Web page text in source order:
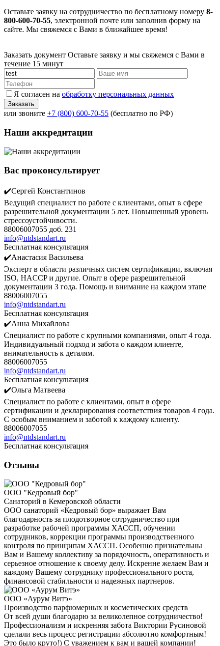
Оставьте заявку на сотрудничество по бесплатному номеру 8-
800-600-70-55, электронной почте или заполнив форму на
сайте. Мы свяжемся с Вами в ближайшее время!
Заказать документ Оставьте заявку и мы свяжемся с Вами в
течение 15 минут
Я согласен на обработку персональных данных
или звоните +7 (800) 600-70-55 (бесплатно по РФ)
Наши аккредитации
Вас проконсультирует
✔️Сергей Константинов
Ведущий специалист по работе с клиентами, опыт в сфере
разрешительной документации 5 лет. Повышенный уровень
стрессоустойчивости.
88006007055 доб. 231
info@ntdstandart.ru
Бесплатная консультация
✔️Анастасия Васильева
Эксперт в области различных систем сертификации, включая
ISO, HACCP и другие. Опыт в сфере разрешительной
документации 3 года. Помощь и внимание на каждом этапе
88006007055
info@ntdstandart.ru
Бесплатная консультация
✔️Анна Михайлова
Специалист по работе с крупными компаниями, опыт 4 года.
Индивидуальный подход и забота о каждом клиенте,
внимательность к деталям.
88006007055
info@ntdstandart.ru
Бесплатная консультация
✔️Ольга Матвеева
Специалист по работе с клиентами, опыт в сфере
сертификации и декларирования соответствия товаров 4 года.
С особым вниманием и заботой к каждому клиенту.
88006007055
info@ntdstandart.ru
Бесплатная консультация
Отзывы
ООО "Кедровый бор"
Санаторий в Кемеровской области
ООО санаторий «Кедровый бор» выражает Вам
благодарность за плодотворное сотрудничество при
разработке рабочей программы ХАССП, обучении
сотрудников, коррекции программы производственного
контроля по принципам ХАССП. Особенно признательны
Вам и Вашему коллективу за порядочность, оперативность и
серьезное отношение к своему делу. Искренне желаем Вам и
каждому Вашему сотруднику профессионального роста,
финансовой стабильности и надежных партнеров.
ООО «Аурум Витэ»
Производство парфюмерных и косметических средств
От всей души благодарю за великолепное сотрудничество!
Профессионализм и искренняя забота Виктории Русиновой
сделали весь процесс регистрации абсолютно комфортным!
Это было круто!) С уважением к вам и вашей компании!